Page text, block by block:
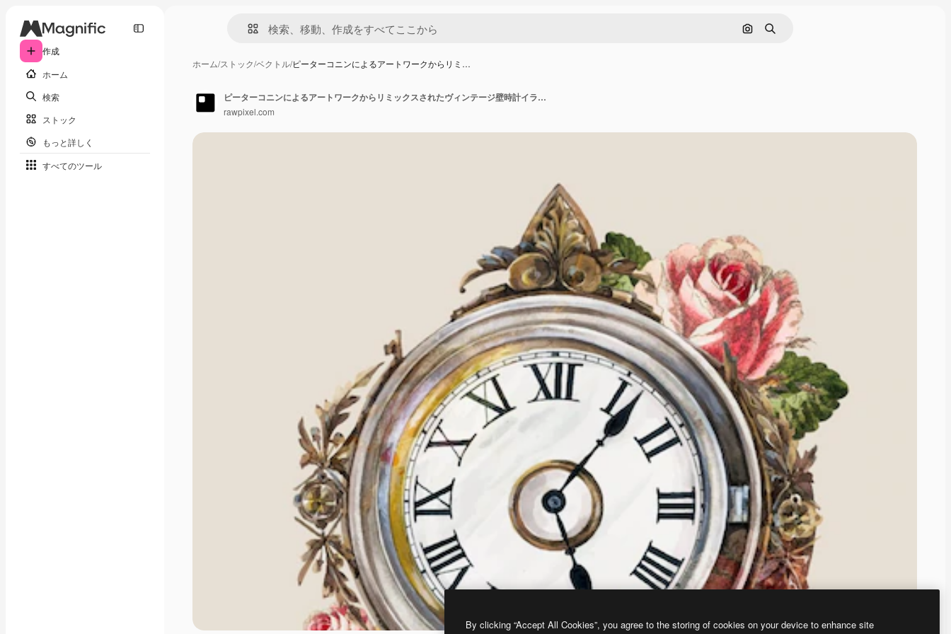
作成
ホーム
検索
ストック
もっと詳しく
すべてのツール
画像で検索
検索
ホーム/ストック/ベクトル/ピーターコニンによるアートワークからリミ…
ピーターコニンによるアートワークからリミックスされたヴィンテージ壁時計イラストベクトル
rawpixel.com
By clicking “Accept All Cookies”, you agree to the storing of cookies on your device to enhance site